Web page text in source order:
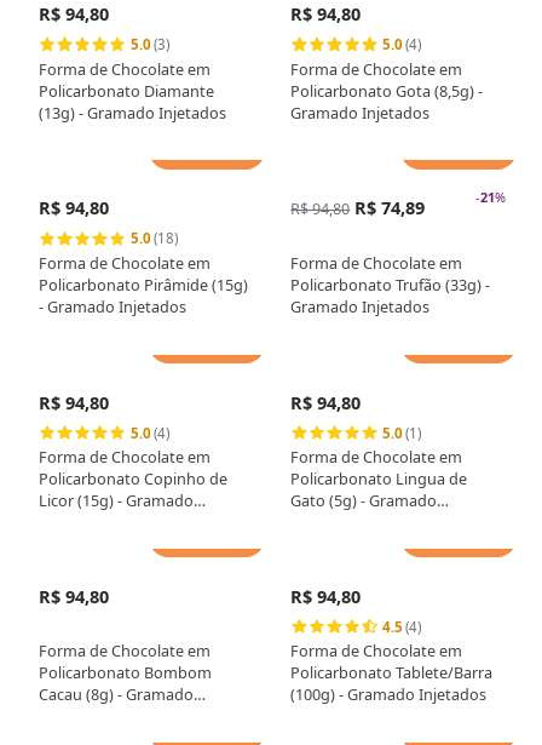
R$ 94,80
5.0(3)
Forma de Chocolate em
Policarbonato Diamante
(13g) - Gramado Injetados
R$ 94,80
5.0(4)
Forma de Chocolate em
Policarbonato Gota (8,5g) -
Gramado Injetados
R$ 94,80
5.0(18)
Forma de Chocolate em
Policarbonato Pirâmide (15g)
- Gramado Injetados
-21%
R$ 94,80 R$ 74,89
Forma de Chocolate em
Policarbonato Trufão (33g) -
Gramado Injetados
R$ 94,80
5.0(4)
Forma de Chocolate em
Policarbonato Copinho de
Licor (15g) - Gramado
R$ 94,80
5.0(1)
Forma de Chocolate em
Policarbonato Lingua de
Gato (5g) - Gramado
R$ 94,80
Forma de Chocolate em
Policarbonato Bombom
Cacau (8g) - Gramado
R$ 94,80
4.5 (4)
Forma de Chocolate em
Policarbonato Tablete/Barra
(100g) - Gramado Injetados